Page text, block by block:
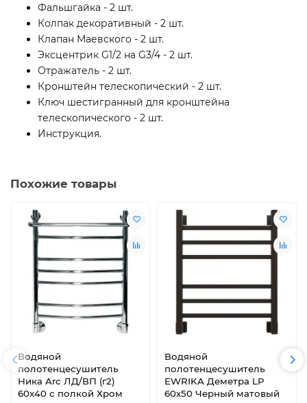
Фальшгайка - 2 шт.
Колпак декоративный - 2 шт.
Клапан Маевского - 2 шт.
Эксцентрик G1/2 на G3/4 - 2 шт.
Отражатель - 2 шт.
Кронштейн телескопический - 2 шт.
Ключ шестигранный для кронштейна
телескопического - 2 шт.
Инструкция.
Похожие товары
Водяной
полотенцесушитель
Ника Arc ЛД/ВП (г2)
60x40 с полкой Хром
Водяной
полотенцесушитель
EWRIKA Деметра LP
60х50 Черный матовый